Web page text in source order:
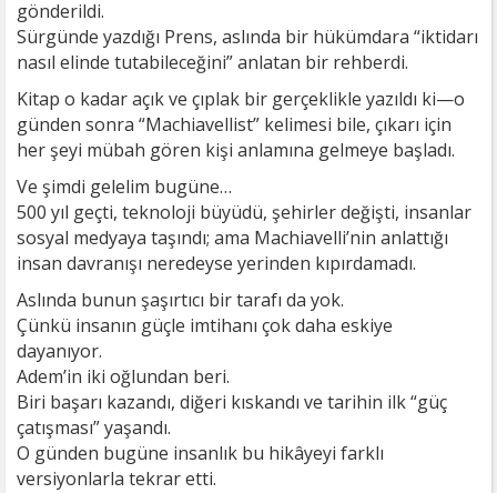
gönderildi.
Sürgünde yazdığı Prens, aslında bir hükümdara “iktidarı
nasıl elinde tutabileceğini” anlatan bir rehberdi.
Kitap o kadar açık ve çıplak bir gerçeklikle yazıldı ki—o
günden sonra “Machiavellist” kelimesi bile, çıkarı için
her şeyi mübah gören kişi anlamına gelmeye başladı.
Ve şimdi gelelim bugüne…
500 yıl geçti, teknoloji büyüdü, şehirler değişti, insanlar
sosyal medyaya taşındı; ama Machiavelli’nin anlattığı
insan davranışı neredeyse yerinden kıpırdamadı.
Aslında bunun şaşırtıcı bir tarafı da yok.
Çünkü insanın güçle imtihanı çok daha eskiye
dayanıyor.
Adem’in iki oğlundan beri.
Biri başarı kazandı, diğeri kıskandı ve tarihin ilk “güç
çatışması” yaşandı.
O günden bugüne insanlık bu hikâyeyi farklı
versiyonlarla tekrar etti.